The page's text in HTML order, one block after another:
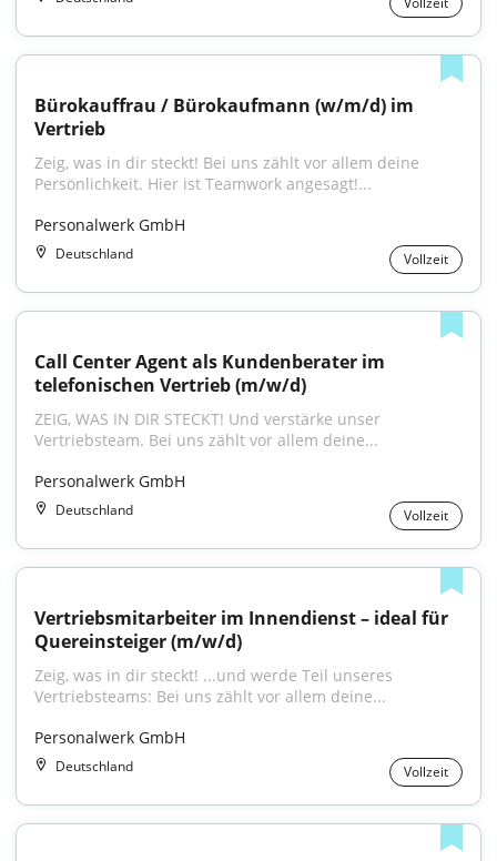
Bürokauffrau / Bürokaufmann (w/m/d) im
Vertrieb
Zeig, was in dir steckt! Bei uns zählt vor allem deine
Persönlichkeit. Hier ist Teamwork angesagt!...
Personalwerk GmbH
Deutschland Vollzeit
Call Center Agent als Kundenberater im
telefonischen Vertrieb (m/w/d)
ZEIG, WAS IN DIR STECKT! Und verstärke unser
Vertriebsteam. Bei uns zählt vor allem deine...
Personalwerk GmbH
Deutschland Vollzeit
Vertriebsmitarbeiter im Innendienst – ideal für
Quereinsteiger (m/w/d)
Zeig, was in dir steckt! ...und werde Teil unseres
Vertriebsteams: Bei uns zählt vor allem deine...
Personalwerk GmbH
Deutschland Vollzeit